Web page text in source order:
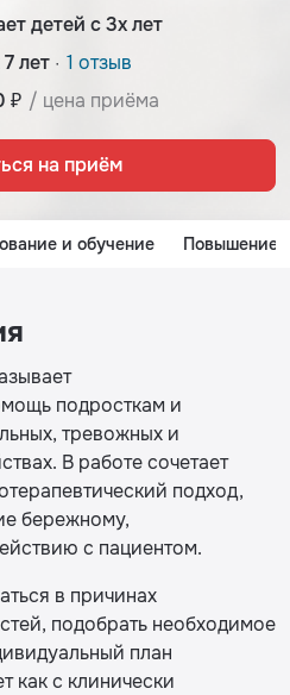
детей с 3х лет
лет · 1 отзыв
₽ / цена приёма
на приём
и обучение Повышение
подросткам и
тревожных и
В работе сочетает
подход,
бережному,
с пациентом.
в причинах
подобрать необходимое
план
как с клинически